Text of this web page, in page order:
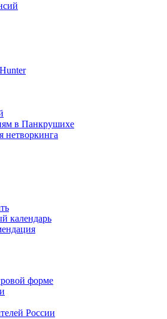
в Панкрушихе
нетворкинга
календарь
форме
России